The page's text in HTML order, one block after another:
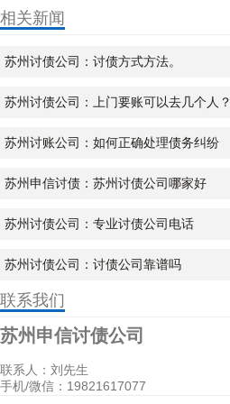
相关新闻
苏州讨债公司：讨债方式方法。
苏州讨债公司：上门要账可以去几个人？
苏州讨账公司：如何正确处理债务纠纷
苏州申信讨债：苏州讨债公司哪家好
苏州讨债公司：专业讨债公司电话
苏州讨债公司：讨债公司靠谱吗
联系我们
苏州申信讨债公司
联系人：刘先生
手机/微信：19821617077